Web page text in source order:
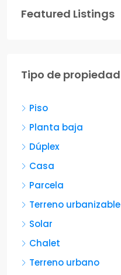
Featured Listings
Tipo de propiedad
Piso
Planta baja
Dúplex
Casa
Parcela
Terreno urbanizable
Solar
Chalet
Terreno urbano